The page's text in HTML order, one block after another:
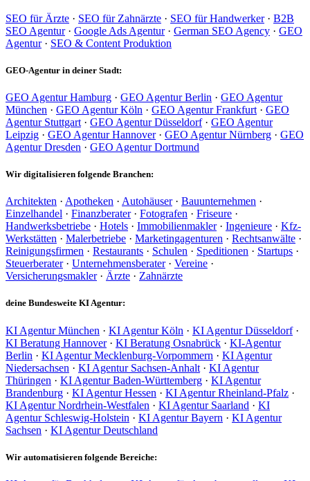
SEO für Ärzte · SEO für Zahnärzte · SEO für Handwerker· B2B
SEO Agentur· Google Ads Agentur· German SEO Agency · GEO
Agentur· SEO & Content Produktion
GEO-Agentur in deiner Stadt:
GEO Agentur Hamburg · GEO Agentur Berlin · GEO Agentur
München · GEO Agentur Köln · GEO Agentur Frankfurt · GEO
Agentur Stuttgart · GEO Agentur Düsseldorf· GEO Agentur
Leipzig · GEO Agentur Hannover· GEO Agentur Nürnberg · GEO
Agentur Dresden · GEO Agentur Dortmund
Wir digitalisieren folgende Branchen:
Architekten · Apotheken · Autohäuser· Bauunternehmen ·
Einzelhandel · Finanzberater· Fotografen · Friseure ·
Handwerksbetriebe · Hotels · Immobilienmakler· Ingenieure · Kfz-
Werkstätten · Malerbetriebe · Marketingagenturen · Rechtsanwälte ·
Reinigungsfirmen · Restaurants · Schulen · Speditionen · Startups ·
Steuerberater· Unternehmensberater· Vereine ·
Versicherungsmakler· Ärzte · Zahnärzte
deine Bundesweite KI Agentur:
KI Agentur München · KI Agentur Köln · KI Agentur Düsseldorf·
KI Beratung Hannover· KI Beratung Osnabrück · KI-Agentur
Berlin · KI Agentur Mecklenburg-Vorpommern · KI Agentur
Niedersachsen · KI Agentur Sachsen-Anhalt · KI Agentur
Thüringen · KI Agentur Baden-Württemberg · KI Agentur
Brandenburg · KI Agentur Hessen · KI Agentur Rheinland-Pfalz ·
KI Agentur Nordrhein-Westfalen · KI Agentur Saarland · KI
Agentur Schleswig-Holstein · KI Agentur Bayern · KI Agentur
Sachsen · KI Agentur Deutschland
Wir automatisieren folgende Bereiche: